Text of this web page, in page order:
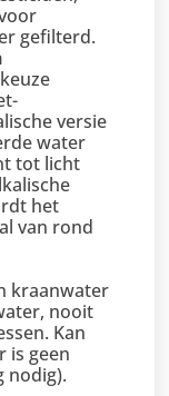
gefilterd.
versie
water
tot licht
het
van rond
kraanwater
nooit
Kan
is geen
nodig).